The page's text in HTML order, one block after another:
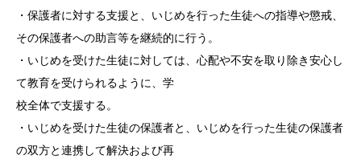
・保護者に対する支援と、いじめを行った生徒への指導や懲戒、
その保護者への助言等を継続的に行う。
・いじめを受けた生徒に対しては、心配や不安を取り除き安心し
て教育を受けられるように、学
校全体で支援する。
・いじめを受けた生徒の保護者と、いじめを行った生徒の保護者
の双方と連携して解決および再